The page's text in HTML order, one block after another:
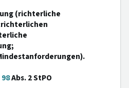
(richterliche
98Abs. 2 StPO